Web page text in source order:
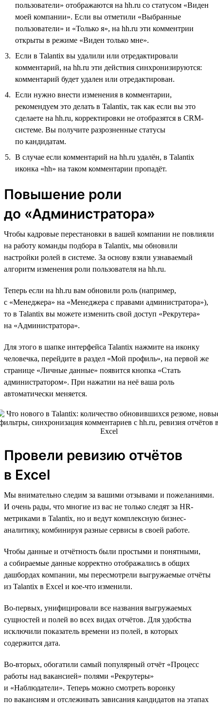
пользователи» отображаются на hh.ru со статусом «Виден
моей компании». Если вы отметили «Выбранные
пользователи» и «Только я», на hh.ru эти комментрии
открыты в режиме «Виден только мне».
Если в Talantix вы удалили или отредактировали
комментарий, на hh.ru эти действия синхронизируются:
комментарий будет удален или отредактирован.
Если нужно внести изменения в комментарии,
рекомендуем это делать в Talantix, так как если вы это
сделаете на hh.ru, корректировки не отобразятся в CRM-
системе. Вы получите разрозненные статусы
по кандидатам.
В случае если комментарий на hh.ru удалён, в Talantix
иконка «hh» на таком комментарии пропадёт.
Повышение роли
до «Администратора»
Чтобы кадровые перестановки в вашей компании не повлияли
на работу команды подбора в Talantix, мы обновили
настройки ролей в системе. За основу взяли узнаваемый
алгоритм изменения роли пользователя на hh.ru.
Теперь если на hh.ru вам обновили роль (например,
с «Менеджера» на «Менеджера с правами администратора»),
то в Talantix вы можете изменить свой доступ «Рекрутера»
на «Администратора».
Для этого в шапке интерфейса Talantix нажмите на иконку
человечка, перейдите в раздел «Мой профиль», на первой же
странице «Личные данные» появится кнопка «Стать
администратором». При нажатии на неё ваша роль
автоматически меняется.
Провели ревизию отчётов
в Excel
Мы внимательно следим за вашими отзывами и пожеланиями.
И очень рады, что многие из вас не только следят за HR-
метриками в Talantix, но и ведут комплексную бизнес-
аналитику, комбинируя разные сервисы в своей работе.
Чтобы данные и отчётность были простыми и понятными,
а собираемые данные корректно отображались в общих
дашбордах компании, мы пересмотрели выгружаемые отчёты
из Talantix в Excel и кое-что изменили.
Во-первых, унифицировали все названия выгружаемых
сущностей и полей во всех видах отчётов. Для удобства
исключили показатель времени из полей, в которых
содержится дата.
Во-вторых, обогатили самый популярный отчёт «Процесс
работы над вакансией» полями «Рекрутеры»
и «Наблюдатели». Теперь можно смотреть воронку
по вакансиям и отслеживать зависания кандидатов на этапах